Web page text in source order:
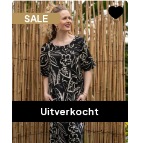
Uitverkocht
SALE